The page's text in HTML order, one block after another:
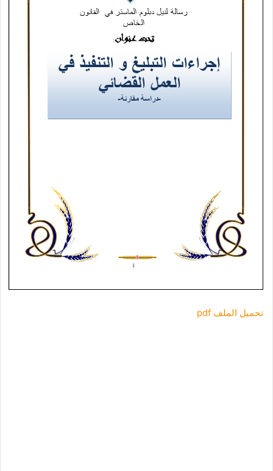
تحميل الملف pdf